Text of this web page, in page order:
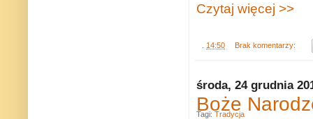
Czytaj więcej >>
14:50 Brak komentarzy:
środa, 24 grudnia
Boże
Tagi: Tradycja